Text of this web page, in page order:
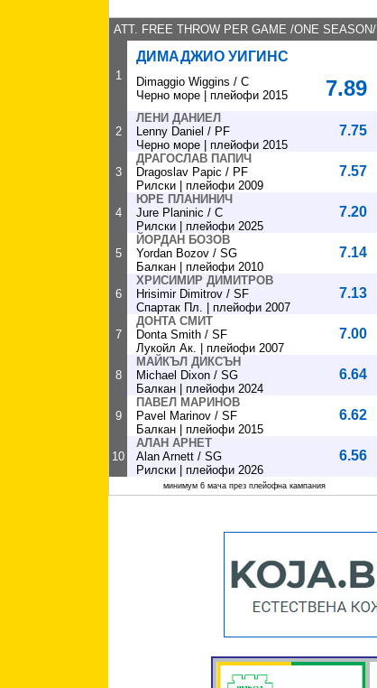
ATТ. FREE THROW PER GAME /ONE SEASON/
1
ДИМАДЖИО УИГИНС
Dimaggio Wiggins / C
Черно море | плейофи 2015
7.89
2
ЛЕНИ ДАНИЕЛ
Lenny Daniel / PF
Черно море | плейофи 2015
7.75
3
ДРАГОСЛАВ ПАПИЧ
Dragoslav Papic / PF
Рилски | плейофи 2009
7.57
4
ЮРЕ ПЛАНИНИЧ
Jure Planinic / C
Рилски | плейофи 2025
7.20
5
ЙОРДАН БОЗОВ
Yordan Bozov / SG
Балкан | плейофи 2010
7.14
6
ХРИСИМИР ДИМИТРОВ
Hrisimir Dimitrov / SF
Спартак Пл. | плейофи 2007
7.13
7
ДОНТА СМИТ
Donta Smith / SF
Лукойл Ак. | плейофи 2007
7.00
8
МАЙКЪЛ ДИКСЪН
Michael Dixon / SG
Балкан | плейофи 2024
6.64
9
ПАВЕЛ МАРИНОВ
Pavel Marinov / SF
Балкан | плейофи 2015
6.62
10
АЛАН АРНЕТ
Alan Arnett / SG
Рилски | плейофи 2026
6.56
минимум 6 мача през плейофна кампания